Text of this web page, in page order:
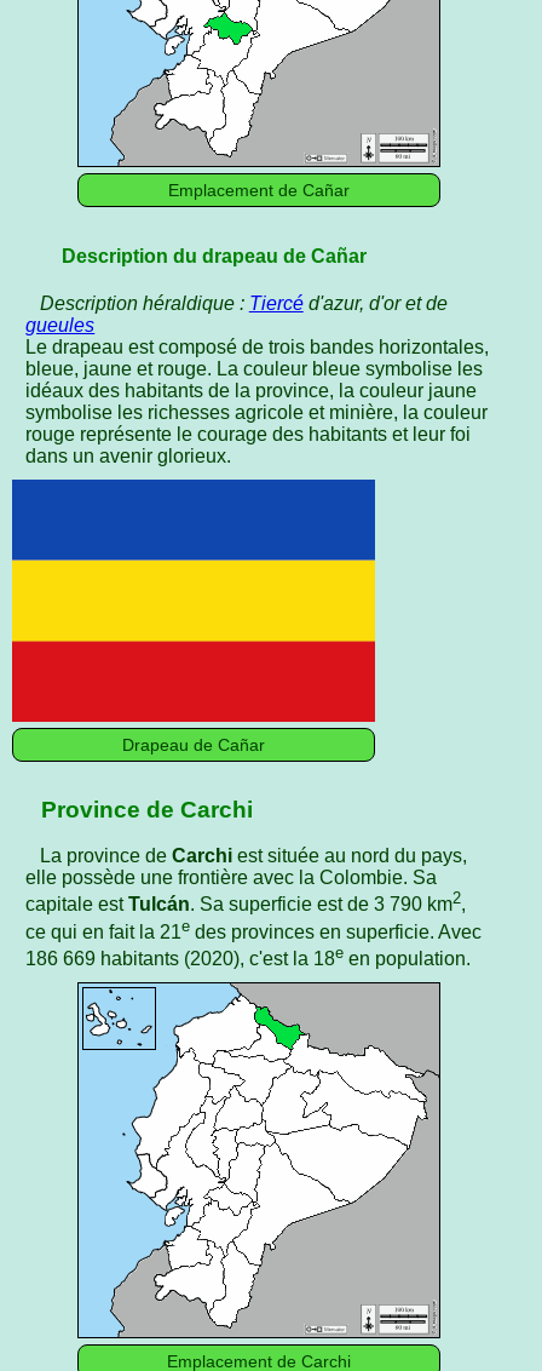
Emplacement de Cañar
Description du drapeau de Cañar
Description héraldique : Tiercéd'azur, d'or et de
gueules
Le drapeau est composé de trois bandes horizontales,
bleue, jaune et rouge. La couleur bleue symbolise les
idéaux des habitants de la province, la couleur jaune
symbolise les richesses agricole et minière, la couleur
rouge représente le courage des habitants et leur foi
dans un avenir glorieux.
Drapeau de Cañar
Province de Carchi
La province de Carchiest située au nord du pays,
elle possède une frontière avec la Colombie. Sa
capitale estTulcán. Sa superficie est de 3 790 km2,
ce qui en fait la 21e des provinces en superficie. Avec
186 669 habitants (2020), c'est la 18e en population.
Emplacement de Carchi